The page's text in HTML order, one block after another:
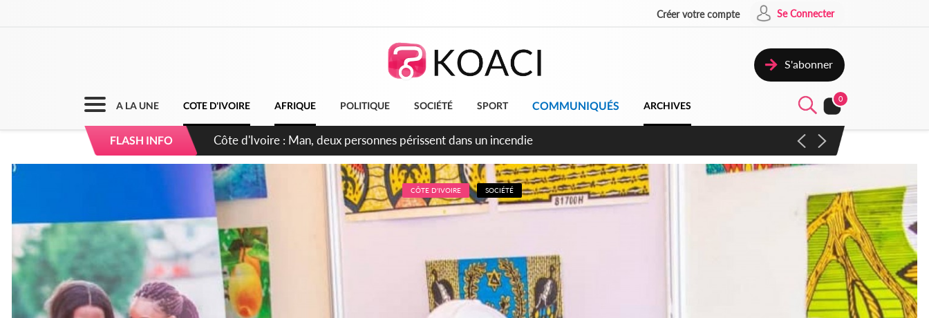
Créer votre compte Se Connecter
S'abonner
A LA UNE COTE D'IVOIRE AFRIQUE POLITIQUE SOCIÉTÉ SPORT COMMUNIQUÉS ARCHIVES
0
FLASH INFO
Côte d'Ivoire : Séileu, la célébration de la fête nationale transformée en vaste campagne contre les produits
dépigmentants dangereux
CÔTE D'IVOIRE SOCIÉTÉ